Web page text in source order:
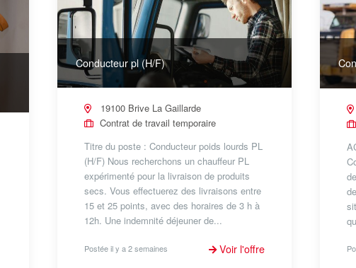
Conducteur pl (H/F)
19100 Brive La Gaillarde
Contrat de travail temporaire
Titre du poste : Conducteur poids lourds PL
(H/F) Nous recherchons un chauffeur PL
expérimenté pour la livraison de produits
secs. Vous effectuerez des livraisons entre
15 et 25 points, avec des horaires de 3 h à
12h. Une indemnité déjeuner de...
Postée il y a 2 semaines Voir l'offre